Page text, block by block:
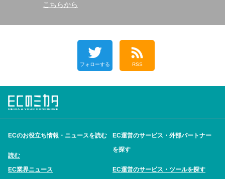
こちらから
フォローする RSS
ECのお役立ち情報・ニュースを読む
読む
EC業界ニュース
EC運営のサービス・外部パートナー
を探す
EC運営のサービス・ツールを探す